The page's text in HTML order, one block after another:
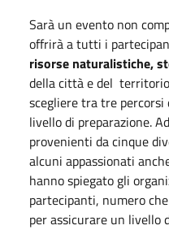
Sarà un evento non
offrirà a tutti i
risorse naturalistiche,
della città e del
scegliere tra tre percorsi
livello di preparazione.
provenienti da cinque
alcuni appassionati
hanno spiegato gli
partecipanti, numero
per assicurare un livello